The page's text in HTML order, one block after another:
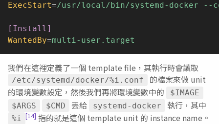
ExecStart=/usr/local/bin/systemd-docker --
[Install]
WantedBy=multi-user.target
我們在這裡定義了一個 template file，其執行時會讀取
/etc/systemd/docker/%i.conf
的檔案來做 unit
的環境變數設定，然後我們再將環境變數中的
$IMAGE
$ARGS
$CMD 丟給 systemd-docker 執行，其中
%i [14] 指的就是這個 template unit 的 instance name。